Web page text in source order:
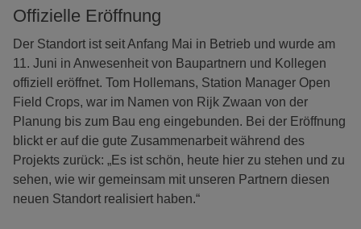
Offizielle Eröffnung
Der Standort ist seit Anfang Mai in Betrieb und wurde am
11. Juni in Anwesenheit von Baupartnern und Kollegen
offiziell eröffnet. Tom Hollemans, Station Manager Open
Field Crops, war im Namen von Rijk Zwaan von der
Planung bis zum Bau eng eingebunden. Bei der Eröffnung
blickt er auf die gute Zusammenarbeit während des
Projekts zurück: „Es ist schön, heute hier zu stehen und zu
sehen, wie wir gemeinsam mit unseren Partnern diesen
neuen Standort realisiert haben.“